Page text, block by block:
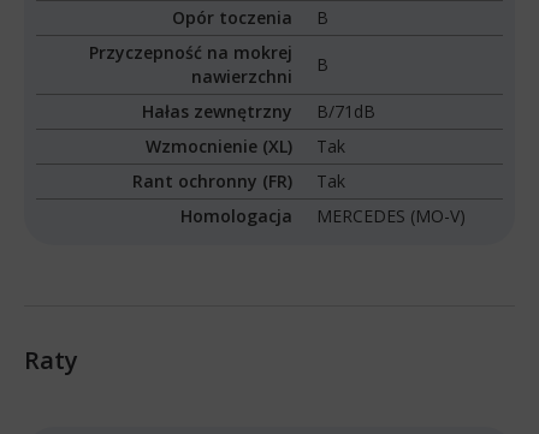
Opór toczenia
B
Przyczepność na mokrej
nawierzchni
B
Hałas zewnętrzny
B/71dB
Wzmocnienie (XL)
Tak
Rant ochronny (FR)
Tak
Homologacja
MERCEDES (MO-V)
Raty